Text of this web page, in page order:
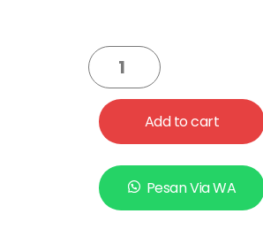
Add to cart
Pesan Via WA